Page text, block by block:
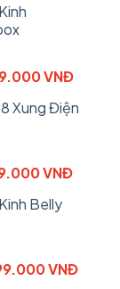
VNĐ
is:
Xung Điện
VNĐ
Belly
VNĐ